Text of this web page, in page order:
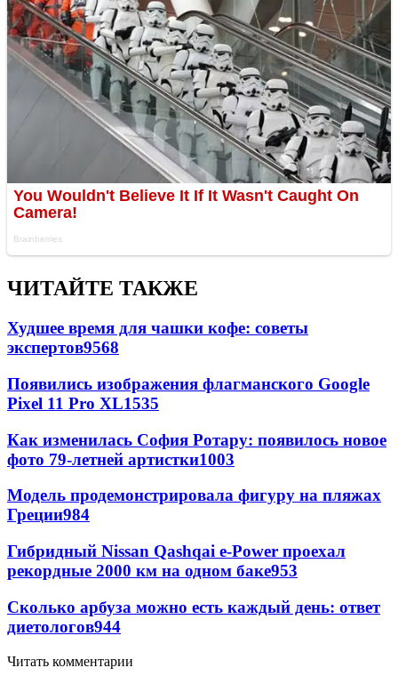
ЧИТАЙТЕ ТАКЖЕ
Худшее время для чашки кофе: советы
экспертов9568
Появились изображения флагманского Google
Pixel 11 Pro XL1535
Как изменилась София Ротару: появилось новое
фото 79-летней артистки1003
Модель продемонстрировала фигуру на пляжах
Греции984
Гибридный Nissan Qashqai e-Power проехал
рекордные 2000 км на одном баке953
Сколько арбуза можно есть каждый день: ответ
диетологов944
Читать комментарии